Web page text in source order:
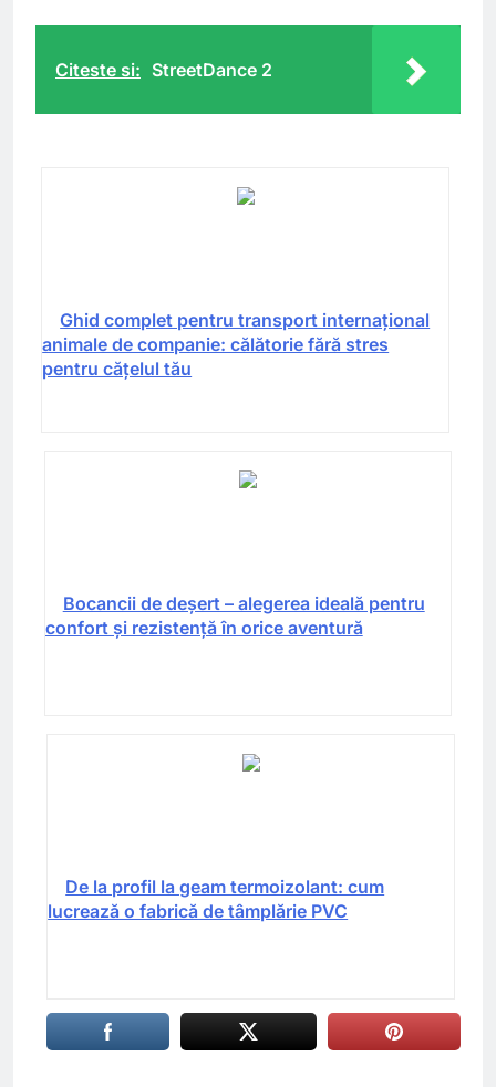
Citeste si: StreetDance 2
Ghid complet pentru transport internațional
animale de companie: călătorie fără stres
pentru cățelul tău
Bocancii de deșert – alegerea ideală pentru
confort și rezistență în orice aventură
De la profil la geam termoizolant: cum
lucrează o fabrică de tâmplărie PVC